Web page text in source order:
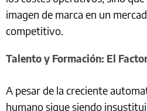
imagen de marca en un
competitivo.
Talento y Formación: El
A pesar de la creciente
humano sigue siendo